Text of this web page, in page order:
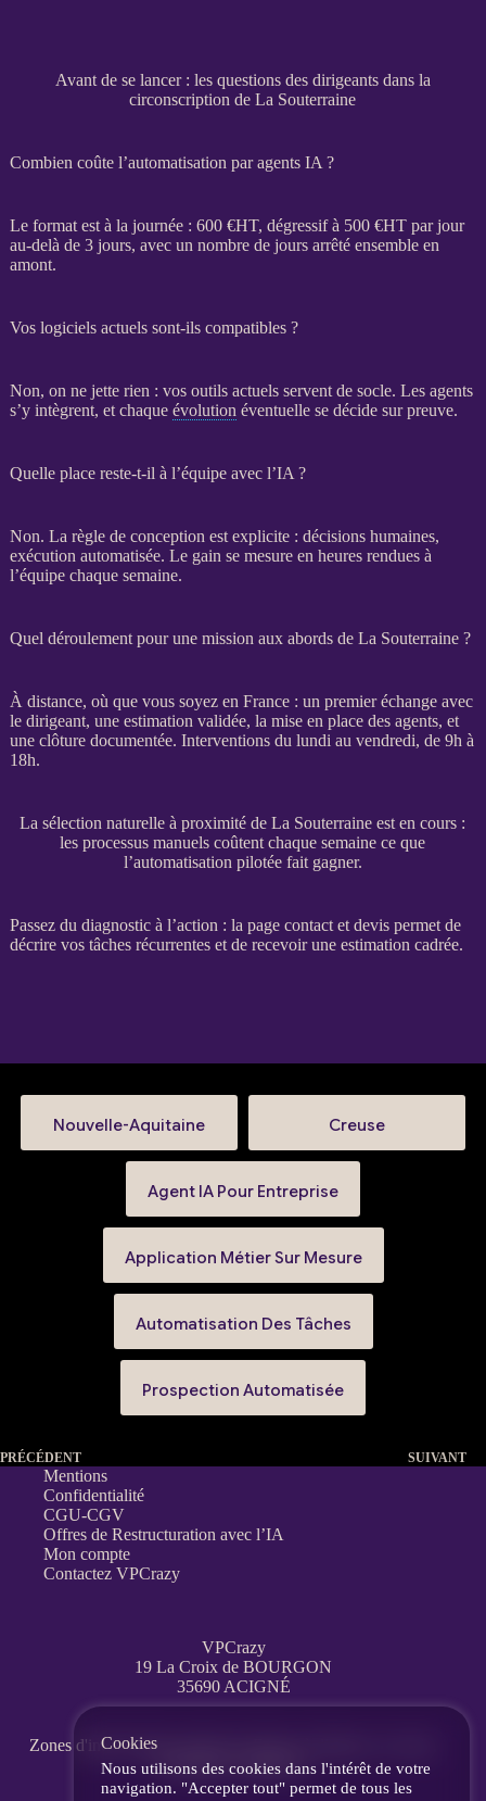
Avant de se lancer : les questions des dirigeants dans la
circonscription de La Souterraine
Combien coûte l’automatisation par agents IA ?
Le format est à la journée : 600 €HT, dégressif à 500 €HTpar jour
au-delà de 3 jours, avec un nombre de jours arrêté ensemble en
amont.
Vos logiciels actuels sont-ils compatibles ?
Non, on ne jette rien : vos outils actuels servent de socle. Les agents
s’y intègrent, et chaque évolution éventuelle se décide sur preuve.
Quelle place reste-t-il à l’équipe avec l’IA ?
Non. La règle de conception est explicite : décisions humaines,
exécution automatisée. Le gain se mesure en heures rendues à
l’équipe chaque semaine.
Quel déroulement pour une mission aux abords de La Souterraine ?
À distance, où que vous soyez en France : un premier échange avec
le dirigeant, une estimation validée, la mise en place des agents, et
une clôture documentée. Interventions du lundi au vendredi, de 9h à
18h.
La sélection naturelle à proximité de La Souterraine est en cours :
les processus manuels coûtent chaque semaine ce que
l’automatisation pilotée fait gagner.
Passez du diagnostic à l’action : la page contact et devispermet de
décrire vos tâches récurrentes et de recevoir une estimation cadrée.
Nouvelle-Aquitaine Creuse
Agent IA Pour Entreprise
Application Métier Sur Mesure
Automatisation Des Tâches
Prospection Automatisée
PRÉCÉDENT SUIVANT
Mentions
Confidentialité
CGU-CGV
Offres de Restructuration avec l’IA
Mon compte
Contactez VPCrazy
VPCrazy
19 La Croix de BOURGON
35690 ACIGNÉ
Zones d'interventions partout en France
messagerie, téléphone.
Cookies
Nous utilisons des cookies dans l'intérêt de votre
navigation. "Accepter tout" permet de tous les